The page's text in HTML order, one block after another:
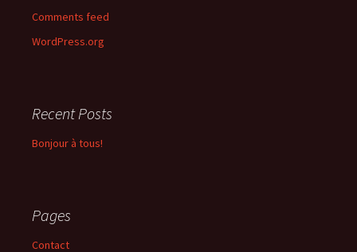
Comments feed
WordPress.org
Recent Posts
Bonjour à tous!
Pages
Contact